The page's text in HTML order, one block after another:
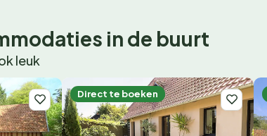
in de buurt
leuk
Direct te boeken